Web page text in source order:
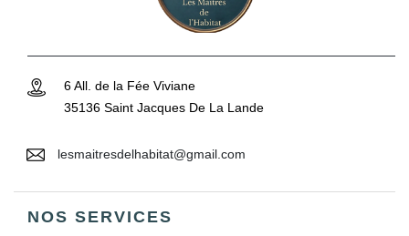
6 All. de la Fée Viviane
35136 Saint Jacques De La Lande
lesmaitresdelhabitat@gmail.com
NOS SERVICES